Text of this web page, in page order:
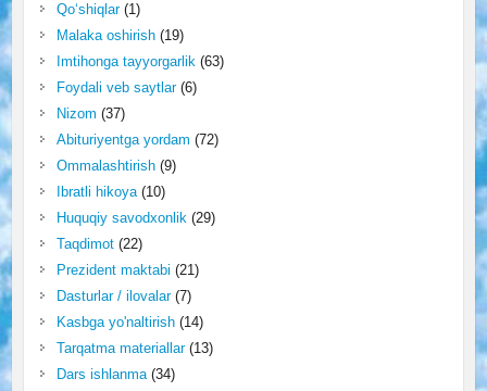
Qo‘shiqlar(1)
Malaka oshirish(19)
Imtihonga tayyorgarlik(63)
Foydali veb saytlar(6)
Nizom (37)
Abituriyentga yordam (72)
Ommalashtirish(9)
Ibratli hikoya(10)
Huquqiy savodxonlik(29)
Taqdimot(22)
Prezident maktabi (21)
Dasturlar / ilovalar(7)
Kasbga yo'naltirish(14)
Tarqatma materiallar(13)
Dars ishlanma(34)